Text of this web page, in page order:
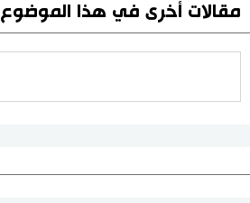
مقالات أخرى في هذا الموضوع